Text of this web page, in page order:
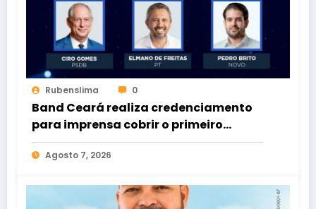
Rubenslima 0
Band Ceará realiza credenciamento
para imprensa cobrir o primeiro
debate entre candidatos ao Governo
do Estado
Agosto 7, 2026